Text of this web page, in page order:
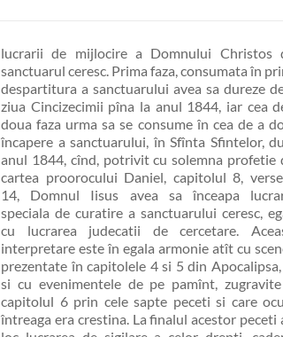
lucrarii de mijlocire a Domnului Christos
sanctuarul ceresc. Prima faza, consumata în
despartitura a sanctuarului avea sa dureze
ziua Cincizecimii pîna la anul 1844, iar cea
doua faza urma sa se consume în cea de a
încapere a sanctuarului, în Sfînta Sfintelor,
anul 1844, cînd, potrivit cu solemna profetie
cartea proorocului Daniel, capitolul 8,
14, Domnul Iisus avea sa înceapa
speciala de curatire a sanctuarului ceresc,
cu lucrarea judecatii de cercetare.
interpretare este în egala armonie atît cu
prezentate în capitolele 4 si 5 din
si cu evenimentele de pe pamînt,
capitolul 6 prin cele sapte peceti si care
întreaga era crestina. La finalul acestor peceti